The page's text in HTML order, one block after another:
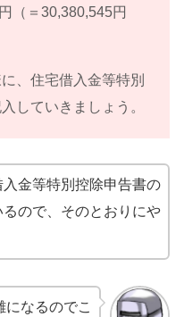
（＝30,380,545円
、住宅借入金等特別
していきましょう。
金等特別控除申告書の
ので、そのとおりにや
なるのでこ